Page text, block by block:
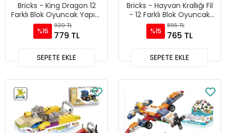
Bricks - King Dragon 12
Farklı Blok Oyuncak Yapım
Seti- SM198B
%15
920 TL
779 TL
SEPETE EKLE
Bricks - Hayvan Krallığı Fil
- 12 Farklı Blok Oyuncak
Yapım Seti - SM206B
%15
895 TL
765 TL
SEPETE EKLE